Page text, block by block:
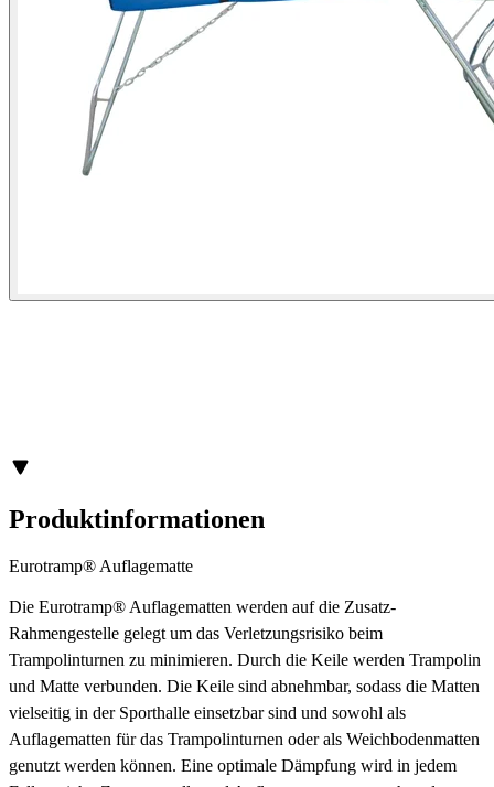
Produktinformationen
Eurotramp® Auflagematte
Die Eurotramp® Auflagematten werden auf die Zusatz-
Rahmengestelle gelegt um das Verletzungsrisiko beim
Trampolinturnen zu minimieren. Durch die Keile werden Trampolin
und Matte verbunden. Die Keile sind abnehmbar, sodass die Matten
vielseitig in der Sporthalle einsetzbar sind und sowohl als
Auflagematten für das Trampolinturnen oder als Weichbodenmatten
genutzt werden können. Eine optimale Dämpfung wird in jedem